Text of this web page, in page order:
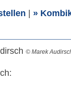
»
© Marek